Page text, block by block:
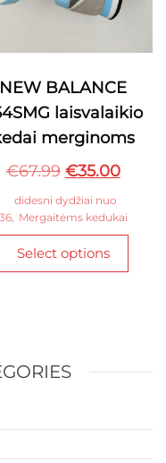
NEW BALANCE
laisvalaikio
merginoms
€67.99 Original
price
was:
€67.99.
€35.00
is:
didesni dydžiai nuo
36, Mergaitėms kedukai
Select options
This